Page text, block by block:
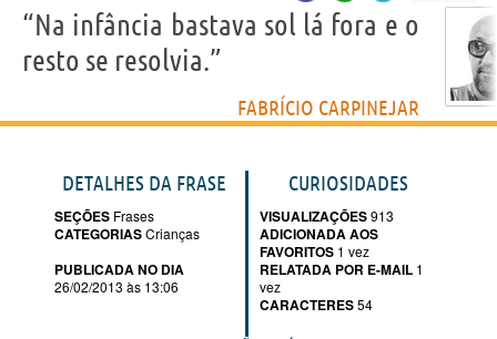
“Na infância bastava sol lá fora e o
resto se resolvia.”
FABRÍCIO CARPINEJAR
DETALHES DA FRASE
SEÇÕES Frases
CATEGORIASCrianças
PUBLICADA NO DIA
26/02/2013 às 13:06
CURIOSIDADES
VISUALIZAÇÕES913
ADICIONADA AOS
FAVORITOS 1 vez
RELATADA POR E-MAIL 1
vez
CARACTERES54